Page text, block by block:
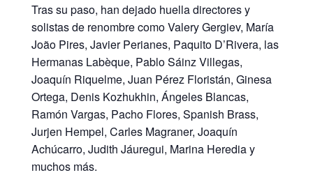
Tras su paso, han dejado huella directores y
solistas de renombre como Valery Gergiev, María
João Pires, Javier Perianes, Paquito D’Rivera, las
Hermanas Labèque, Pablo Sáinz Villegas,
Joaquín Riquelme, Juan Pérez Floristán, Ginesa
Ortega, Denis Kozhukhin, Ángeles Blancas,
Ramón Vargas, Pacho Flores, Spanish Brass,
Jurjen Hempel, Carles Magraner, Joaquín
Achúcarro, Judith Jáuregui, Marina Heredia y
muchos más.